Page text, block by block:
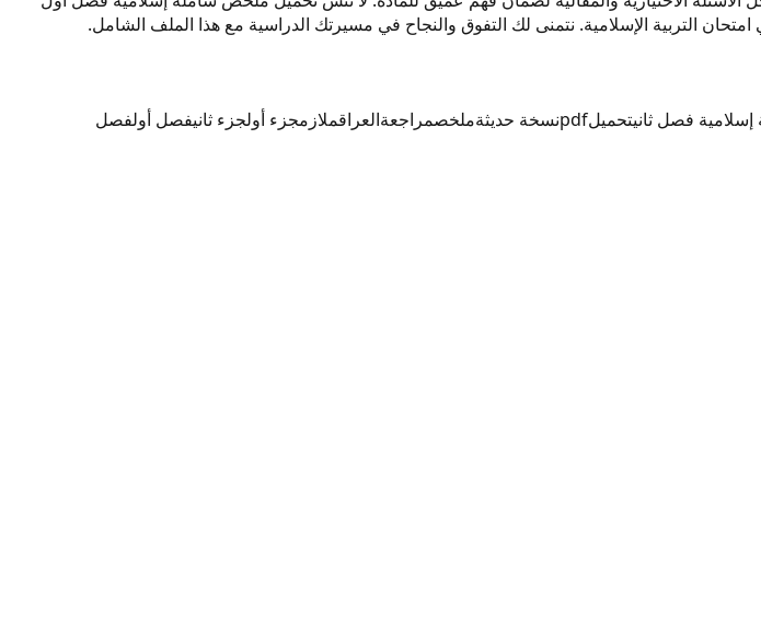
التربية الإسلامية. نتمنى لك التفوق والنجاح في مسيرتك الدراسية مع هذا الملف الشامل.
إسلامية فصل ثانيتحميلpdfنسخة حديثةملخصمراجعةالعراقملازمجزء أولجزء ثانيفصل أولفصل